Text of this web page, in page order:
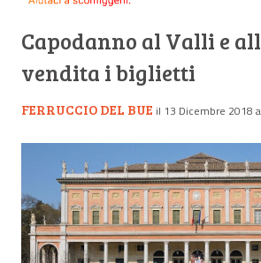
Capodanno al Valli e
vendita i biglietti
FERRUCCIO DEL BUE il 13 Dicembre 2018